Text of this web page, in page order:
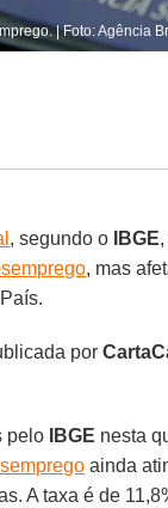
| Foto: Agência
, segundo o IBGE
, mas
por
pelo IBGE nesta
ainda
A taxa é de